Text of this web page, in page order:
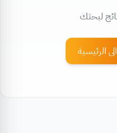
لبحثك
الرئيسية